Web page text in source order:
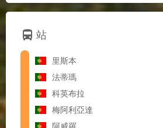
directions_bus 站
里斯本
法蒂瑪
科英布拉
梅阿利亞達
阿威羅